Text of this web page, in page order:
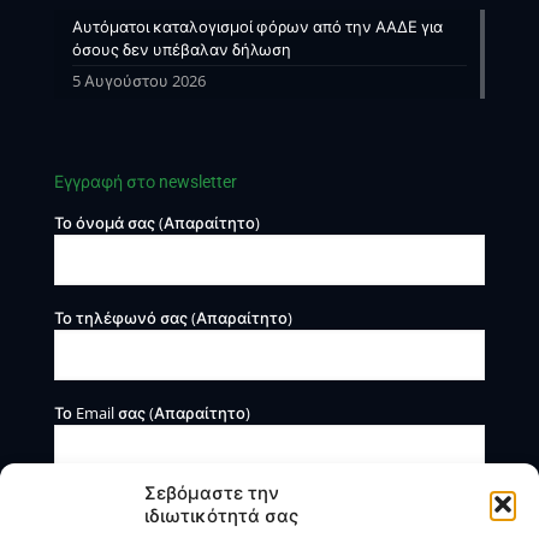
Σεβόμαστε την
ιδιωτικότητά σας
Αυτόματοι καταλογισμοί φόρων από την ΑΑΔΕ για
όσους δεν υπέβαλαν δήλωση
5 Αυγούστου 2026
Εγγραφή στο newsletter
Το όνομά σας (Απαραίτητο)
Το τηλέφωνό σας (Απαραίτητο)
Το Email σας (Απαραίτητο)